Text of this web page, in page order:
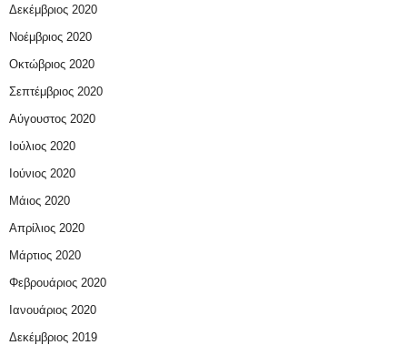
Δεκέμβριος 2020
Νοέμβριος 2020
Οκτώβριος 2020
Σεπτέμβριος 2020
Αύγουστος 2020
Ιούλιος 2020
Ιούνιος 2020
Μάιος 2020
Απρίλιος 2020
Μάρτιος 2020
Φεβρουάριος 2020
Ιανουάριος 2020
Δεκέμβριος 2019